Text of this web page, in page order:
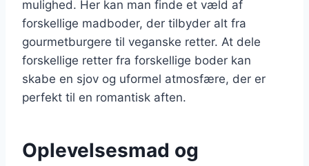
mulighed. Her kan man finde et væld af
forskellige madboder, der tilbyder alt fra
gourmetburgere til veganske retter. At dele
forskellige retter fra forskellige boder kan
skabe en sjov og uformel atmosfære, der er
perfekt til en romantisk aften.
Oplevelsesmad og